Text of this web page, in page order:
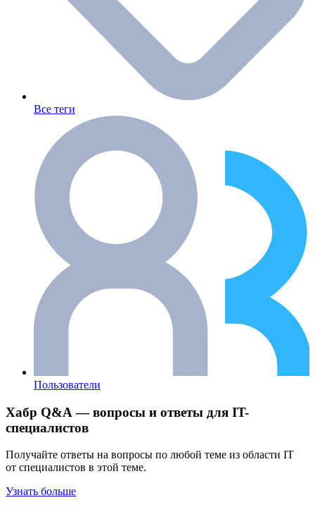
Все теги
Пользователи
Хабр Q&A — вопросы и ответы для IT-
специалистов
Получайте ответы на вопросы по любой теме из области IT
от специалистов в этой теме.
Узнать больше